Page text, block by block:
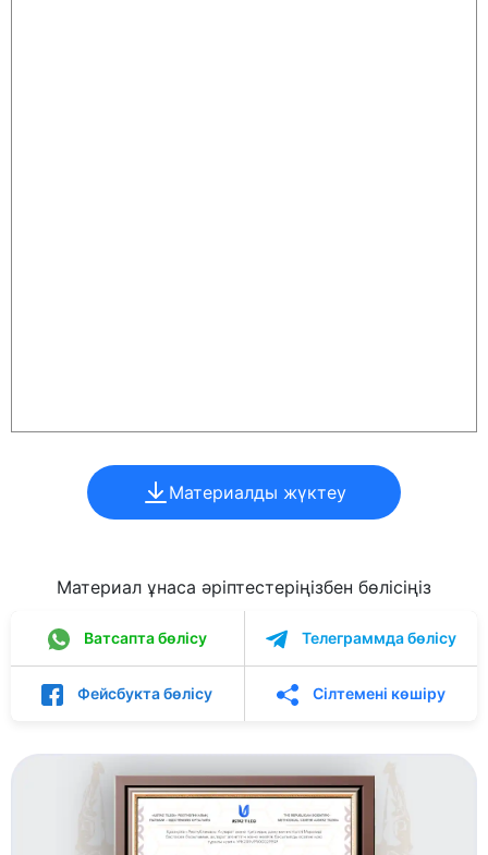
Материалды жүктеу
Материал ұнаса әріптестеріңізбен бөлісіңіз
Ватсапта бөлісу Телеграммда бөлісу
Фейсбукта бөлісу Сілтемені көшіру